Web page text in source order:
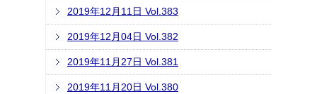
2019年12月11日 Vol.383
2019年12月04日 Vol.382
2019年11月27日 Vol.381
2019年11月20日 Vol.380